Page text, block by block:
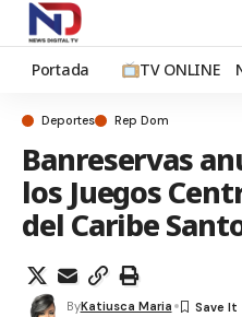
Portada TV ONLINE
Deportes Rep Dom
Banreservas
los Juegos
del Caribe
ByKatiusca Maria